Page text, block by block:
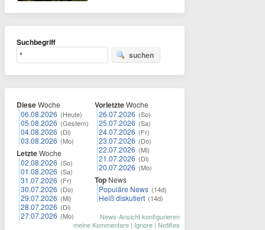
Suchbegriff
suchen
DieseWoche
06.08.2026 (Heute)
05.08.2026 (Gestern)
04.08.2026 (Di)
03.08.2026 (Mo)
LetzteWoche
02.08.2026 (So)
01.08.2026 (Sa)
31.07.2026 (Fr)
30.07.2026 (Do)
29.07.2026 (Mi)
28.07.2026 (Di)
27.07.2026 (Mo)
VorletzteWoche
26.07.2026 (So)
25.07.2026 (Sa)
24.07.2026 (Fr)
23.07.2026 (Do)
22.07.2026 (Mi)
21.07.2026 (Di)
20.07.2026 (Mo)
Top News
Populäre News (14d)
Heiß diskutiert (14d)
News-Ansicht konfigurieren
meine Kommentare | Ignore | Notifies